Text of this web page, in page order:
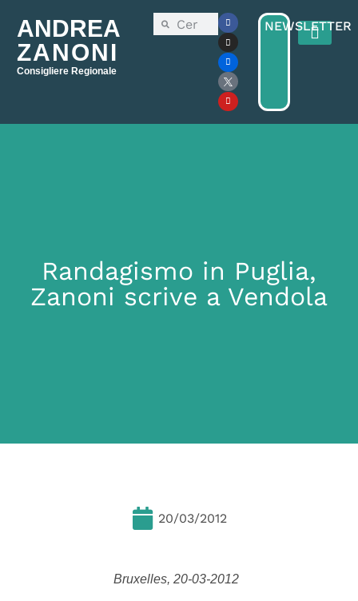
ANDREA
ZANONI
Consigliere Regionale
NEWSLETTER
Randagismo in Puglia,
Zanoni scrive a Vendola
20/03/2012
Bruxelles, 20-03-2012